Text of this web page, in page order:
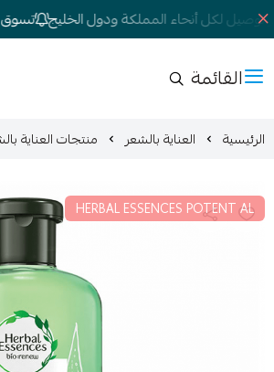
لكل أنحاء المملكة ودول الخليج تسوق
القائمة
الرئيسية العناية بالشعر منتجات العناية
HERBAL ESSENCES POTENT AL